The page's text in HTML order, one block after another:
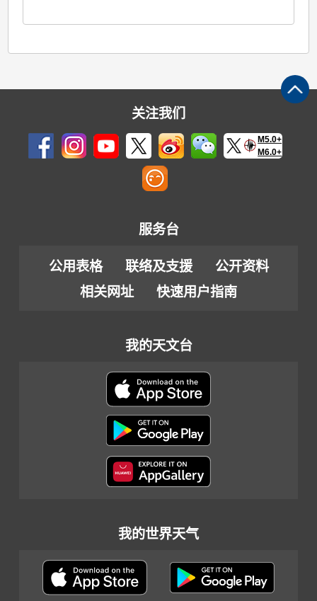
关注我们
M5.0+
M6.0+
服务台
公用表格 联络及支援
公开资料
相关网址
快速用户指南
我的天文台
我的世界天气